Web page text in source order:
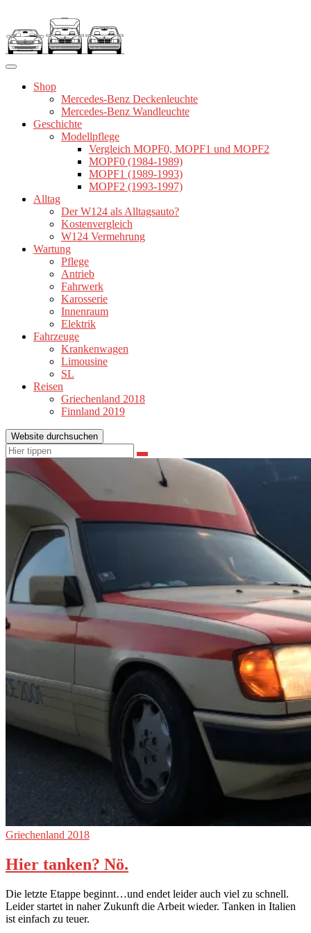
springen
Shop
Mercedes-Benz Deckenleuchte
Mercedes-Benz Wandleuchte
Geschichte
Modellpflege
Vergleich MOPF0, MOPF1 und MOPF2
MOPF0 (1984-1989)
MOPF1 (1989-1993)
MOPF2 (1993-1997)
Alltag
Der W124 als Alltagsauto?
Kostenvergleich
W124 Vermehrung
Wartung
Pflege
Antrieb
Fahrwerk
Karosserie
Innenraum
Elektrik
Fahrzeuge
Krankenwagen
Limousine
SL
Reisen
Griechenland 2018
Finnland 2019
Website durchsuchen
Suchen
nach:
Suchen
Griechenland 2018
Hier tanken? Nö.
Die letzte Etappe beginnt…und endet leider auch viel zu schnell.
Leider startet in naher Zukunft die Arbeit wieder. Tanken in Italien
ist einfach zu teuer.